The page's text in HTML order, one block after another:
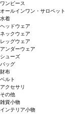
ワンピース
オールインワン・サロペット
水着
ヘッドウェア
ネックウェア
レッグウェア
アンダーウェア
シューズ
バッグ
財布
ベルト
アクセサリ
その他
雑貨小物
インテリア小物